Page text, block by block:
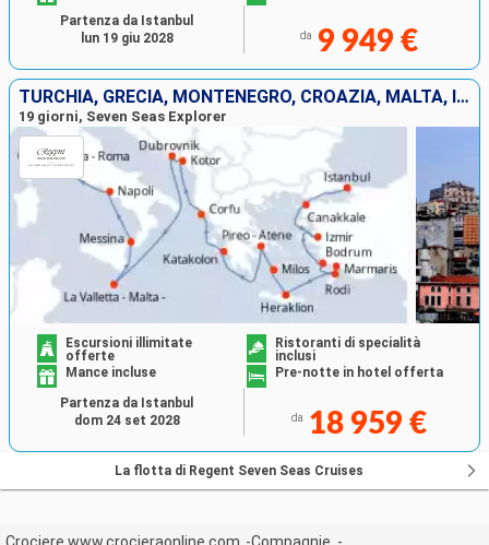
da 9 949 €
Partenza da Istanbul
lun 19 giu 2028
TURCHIA, GRECIA, MONTENEGRO, CROAZIA, MALTA, ITALIA
19 giorni, Seven Seas Explorer
Escursioni illimitate
offerte
Ristoranti di specialità
inclusi
Mance incluse
Pre-notte in hotel offerta
da 18 959 €
Partenza da Istanbul
dom 24 set 2028
La flotta di Regent Seven Seas Cruises